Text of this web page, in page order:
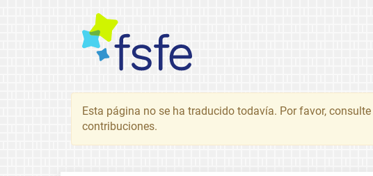
Esta página no se ha traducido todavía. Por favor, consulte
contribuciones.